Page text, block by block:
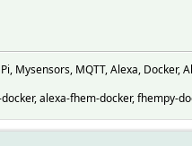
Mysensors, MQTT, Alexa, Docker,
alexa-fhem-docker, fhempy-